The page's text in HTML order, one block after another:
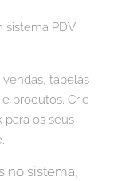
sistema PDV
tabelas
produtos. Crie
os seus
no sistema,